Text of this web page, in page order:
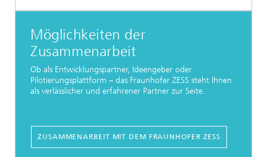
Möglichkeiten der
Zusammenarbeit
Ob als Entwicklungspartner, Ideengeber oder
Pilotierungsplattform – das Fraunhofer ZESS steht Ihnen
als verlässlicher und erfahrener Partner zur Seite.
ZUSAMMENARBEIT MIT DEM FRAUNHOFER ZESS